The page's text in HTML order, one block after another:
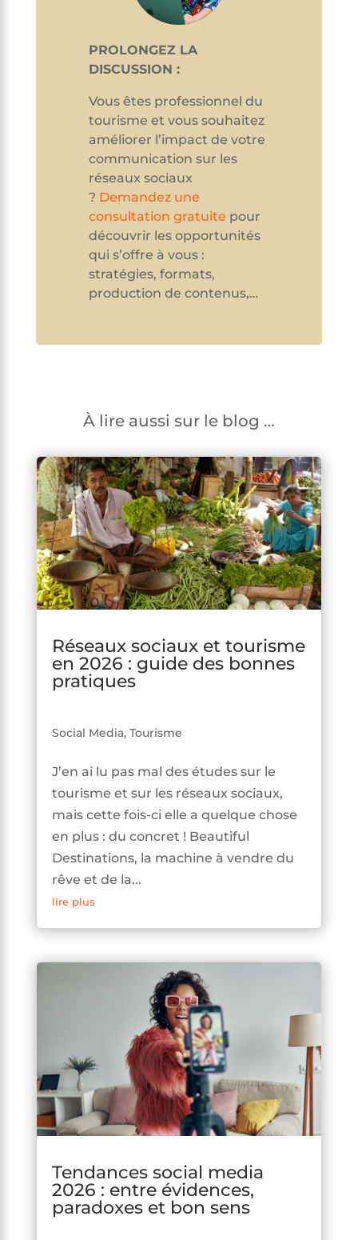
PROLONGEZ LA
DISCUSSION :
Vous êtes professionnel du
tourisme et vous souhaitez
améliorer l’impact de votre
communication sur les
réseaux sociaux
? Demandez une
consultation gratuite pour
découvrir les opportunités
qui s’offre à vous :
stratégies, formats,
production de contenus,…
À lire aussi sur le blog …
Réseaux sociaux et tourisme
en 2026 : guide des bonnes
pratiques
Social Media, Tourisme
J’en ai lu pas mal des études sur le
tourisme et sur les réseaux sociaux,
mais cette fois-ci elle a quelque chose
en plus : du concret ! Beautiful
Destinations, la machine à vendre du
rêve et de la...
lire plus
Tendances social media
2026 : entre évidences,
paradoxes et bon sens